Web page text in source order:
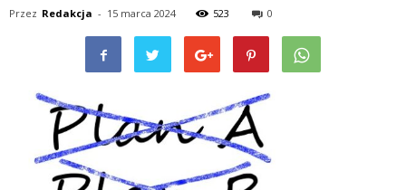
Przez Redakcja - 15 marca 2024 523 0